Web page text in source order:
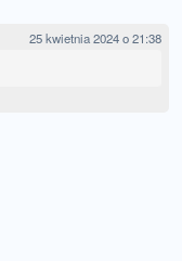
25 kwietnia 2024 o 21:38